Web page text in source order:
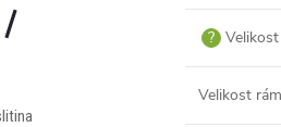
?
Velikost